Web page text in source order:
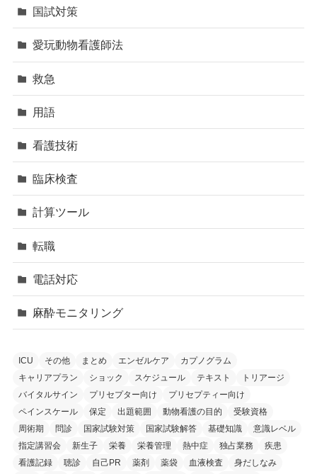
国試対策
愛玩動物看護師法
救急
用語
看護技術
臨床検査
計算ツール
転職
電話対応
麻酔モニタリング
ICU その他 まとめ エンゼルケア
カプノグラム
キャリアプラン
ショック スケジュール テキスト
トリアージ
バイタルサイン
プリセプター向け
プリセプティー向け
ペインスケール
保定 出題範囲 動物看護の目的
受験資格
周術期
問診 国家試験対策 国家試験解答 基礎知識
意識レベル
指定講習会
新生子 栄養 栄養管理 熱中症 独占業務
疾患
看護記録
聴診 自己PR 薬剤 薬袋 血液検査
身だしなみ